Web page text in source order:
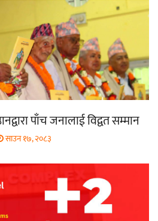
पाँच जनालाई विद्वत सम्मान
साउन १७, २०८३